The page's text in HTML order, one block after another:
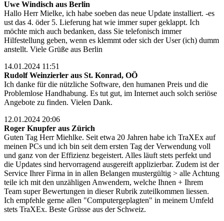
Uwe Windisch aus Berlin
Hallo Herr Mielke, ich habe soeben das neue Update installiert. -es
ust das 4. öder 5. Lieferung hat wie immer super geklappt. Ich
möchte mich auch bedanken, dass Sie telefonisch immer
Hilfestellung geben, wenn es klemmt oder sich der User (ich) dumm
anstellt. Viele Grüße aus Berlin
14.01.2024 11:51
Rudolf Weinzierler aus St. Konrad, OÖ
Ich danke für die nützliche Software, den humanen Preis und die
Problemlose Handhabung. Es tut gut, im Internet auch solch seriöse
Angebote zu finden. Vielen Dank.
12.01.2024 20:06
Roger Knupfer aus Zürich
Guten Tag Herr Miehlke. Seit etwa 20 Jahren habe ich TraXEx auf
meinen PCs und ich bin seit dem ersten Tag der Verwendung voll
und ganz von der Effizienz begeistert. Alles läuft stets perfekt und
die Updates sind hervorragend ausgereift applizierbar. Zudem ist der
Service Ihrer Firma in in allen Belangen mustergültig > alle Achtung
teile ich mit den unzähligen Anwendern, welche Ihnen + Ihrem
Team super Bewertungen in dieser Rubrik zuteilkommen liessen.
Ich empfehle gerne allen "Computergeplagten" in meinem Umfeld
stets TraXEx. Beste Grüsse aus der Schweiz.